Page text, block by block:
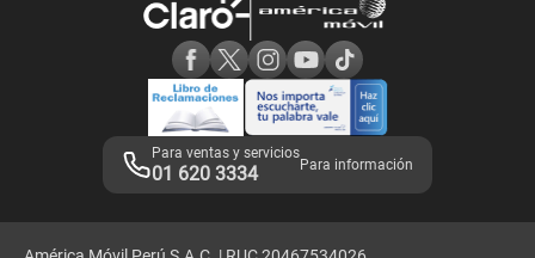
Adquirientes iPhone 6, 6S y SE
Mensaje de Seguridad
Términos y Condiciones de Tienda Claro
Libro de Reclamaciones
Legales de marketplace
Para ventas y servicios
01 620 3334 Para información